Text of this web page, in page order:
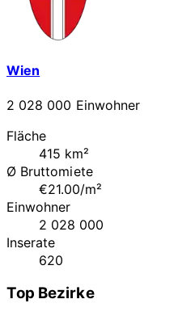
Wien
2 028 000 Einwohner
Fläche
415 km²
Ø Bruttomiete
€21.00/m²
Einwohner
2 028 000
Inserate
620
Top Bezirke